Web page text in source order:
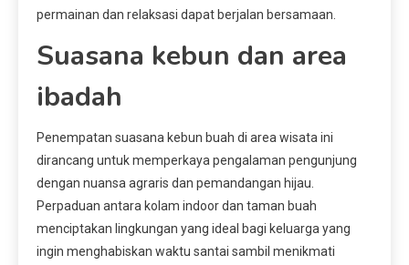
permainan dan relaksasi dapat berjalan bersamaan.
Suasana kebun dan area
ibadah
Penempatan suasana kebun buah di area wisata ini
dirancang untuk memperkaya pengalaman pengunjung
dengan nuansa agraris dan pemandangan hijau.
Perpaduan antara kolam indoor dan taman buah
menciptakan lingkungan yang ideal bagi keluarga yang
ingin menghabiskan waktu santai sambil menikmati